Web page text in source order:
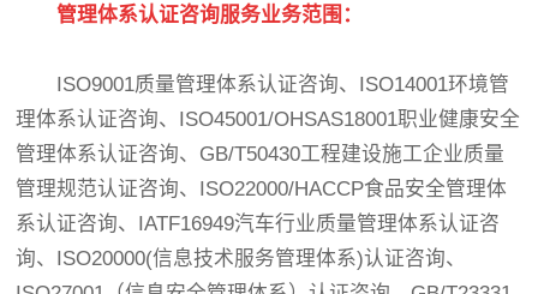
管理体系认证咨询服务业务范围：
ISO9001质量管理体系认证咨询、ISO14001环境管
理体系认证咨询、ISO45001/OHSAS18001职业健康安全
管理体系认证咨询、GB/T50430工程建设施工企业质量
管理规范认证咨询、ISO22000/HACCP食品安全管理体
系认证咨询、IATF16949汽车行业质量管理体系认证咨
询、ISO20000(信息技术服务管理体系)认证咨询、